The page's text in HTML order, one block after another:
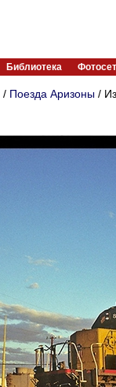
Библиотека
/ Поезда Аризоны /